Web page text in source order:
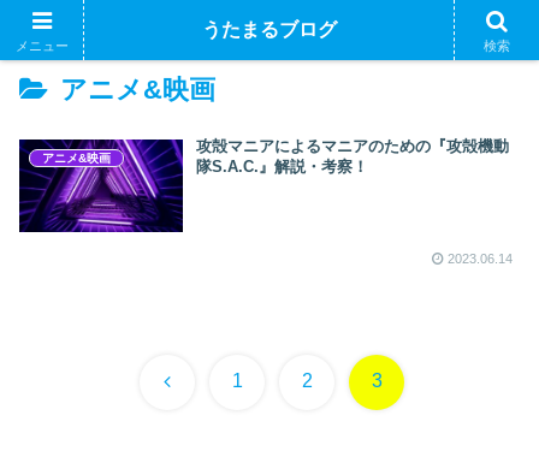
アニメ&映画
アニメ&映画
攻殻マニアによるマニアのための『攻殻機動
隊S.A.C.』解説・考察！
2023.06.14
前 1 2 3
メニュー
うたまるブログ
検索